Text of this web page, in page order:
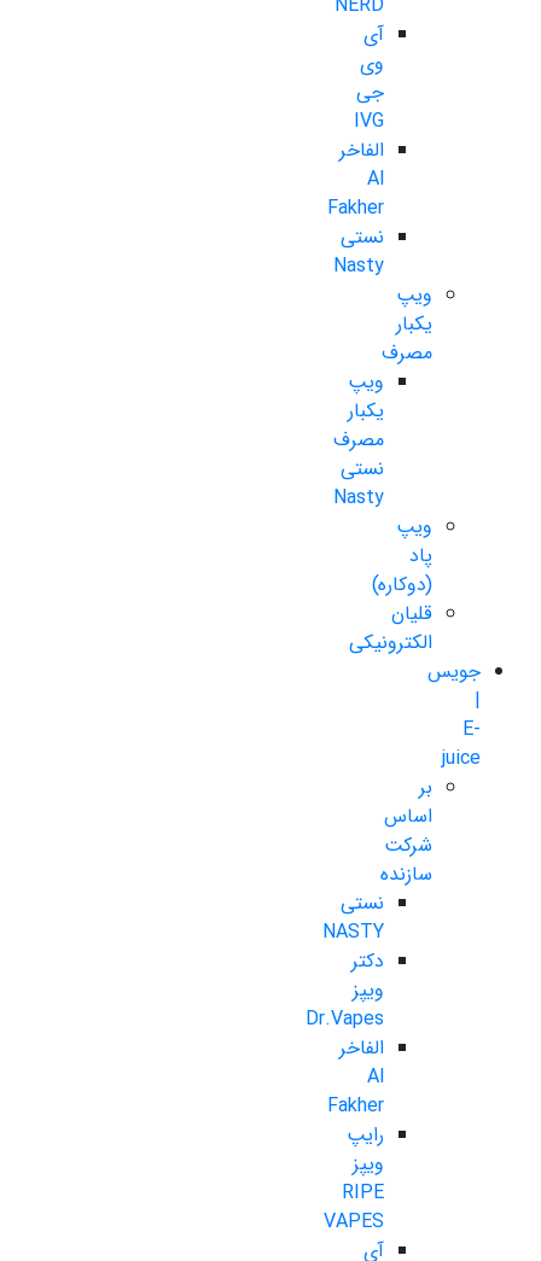
آی
وی
جی
IVG
الفاخر
Al
Fakher
نستی
Nasty
ویپ
یکبار
مصرف
ویپ
یکبار
مصرف
نستی
Nasty
ویپ
پاد
(دوکاره)
قلیان
الکترونیکی
جویس
|
E-
juice
بر
اساس
شرکت
سازنده
نستی
NASTY
دکتر
ویپز
Dr.Vapes
الفاخر
Al
Fakher
رایپ
ویپز
RIPE
VAPES
آی